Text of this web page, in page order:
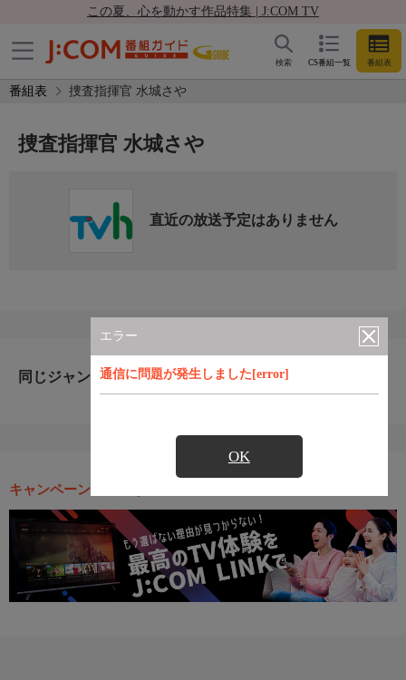
この夏、心を動かす作品特集 | J:COM TV
CS番組一覧 番組表
検索
番組表 捜査指揮官 水城さや
エラー
通信に問題が発生しました[error]
OK
捜査指揮官 水城さや
直近の放送予定はありません
同じジャンルのおすすめ番組
キャンペーン・お得な情報